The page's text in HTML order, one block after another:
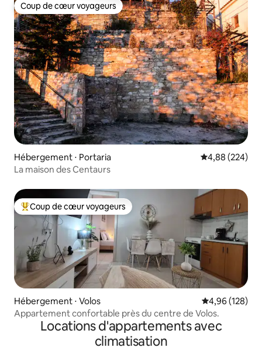
Coup de cœur voyageurs
Coup de cœur voyageurs
Hébergement ⋅ Portaria Évaluation
4,88 (224)
La maison des Centaurs
Coups de cœur voyageurs les plus appréciés
Coup de cœur voyageurs
Hébergement ⋅ Volos Évaluation
4,96 (128)
Appartement confortable près du centre de Volos.
Locations d'appartements avec
climatisation